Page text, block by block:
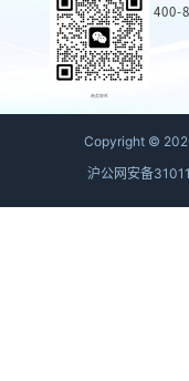
商务联系
400-
Copyright ©
沪公网安备